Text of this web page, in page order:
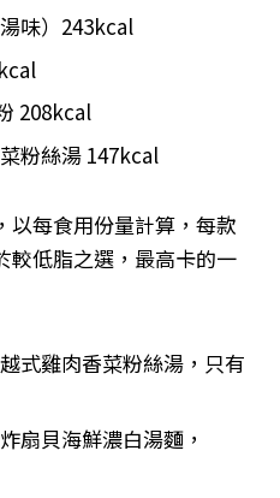
味）243kcal
208kcal
粉絲湯 147kcal
以每食用份量計算，每款
較低脂之選，最高卡的一
式雞肉香菜粉絲湯，只有
扇貝海鮮濃白湯麵，